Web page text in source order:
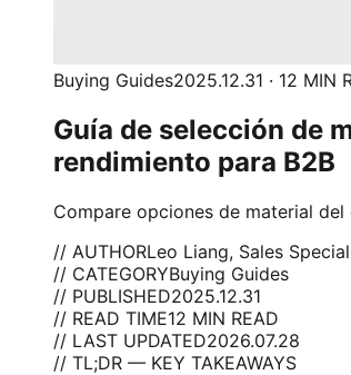
Buying Guides2025.12.31 · 12 MIN
Guía de selección de
rendimiento para B2B
Compare opciones de material
// AUTHORLeo Liang, Sales
// CATEGORYBuying Guides
// PUBLISHED2025.12.31
// READ TIME12 MIN READ
// LAST UPDATED2026.07.28
// TL;DR — KEY TAKEAWAYS